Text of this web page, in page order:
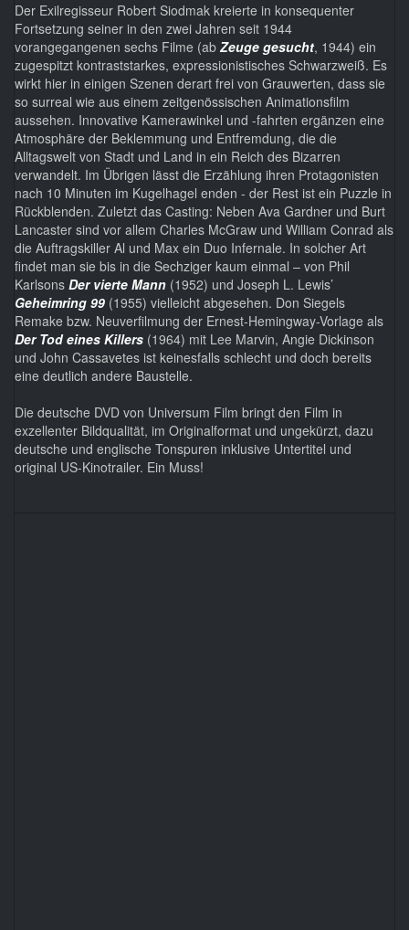
Der Exilregisseur Robert Siodmak kreierte in konsequenter
Fortsetzung seiner in den zwei Jahren seit 1944
vorangegangenen sechs Filme (ab Zeuge gesucht, 1944) ein
zugespitzt kontraststarkes, expressionistisches Schwarzweiß. Es
wirkt hier in einigen Szenen derart frei von Grauwerten, dass sie
so surreal wie aus einem zeitgenössischen Animationsfilm
aussehen. Innovative Kamerawinkel und -fahrten ergänzen eine
Atmosphäre der Beklemmung und Entfremdung, die die
Alltagswelt von Stadt und Land in ein Reich des Bizarren
verwandelt. Im Übrigen lässt die Erzählung ihren Protagonisten
nach 10 Minuten im Kugelhagel enden - der Rest ist ein Puzzle in
Rückblenden. Zuletzt das Casting: Neben Ava Gardner und Burt
Lancaster sind vor allem Charles McGraw und William Conrad als
die Auftragskiller Al und Max ein Duo Infernale. In solcher Art
findet man sie bis in die Sechziger kaum einmal – von Phil
Karlsons Der vierte Mann (1952) und Joseph L. Lewis’
Geheimring 99 (1955) vielleicht abgesehen. Don Siegels
Remake bzw. Neuverfilmung der Ernest-Hemingway-Vorlage als
Der Tod eines Killers (1964) mit Lee Marvin, Angie Dickinson
und John Cassavetes ist keinesfalls schlecht und doch bereits
eine deutlich andere Baustelle.
Die deutsche DVD von Universum Film bringt den Film in
exzellenter Bildqualität, im Originalformat und ungekürzt, dazu
deutsche und englische Tonspuren inklusive Untertitel und
original US-Kinotrailer. Ein Muss!